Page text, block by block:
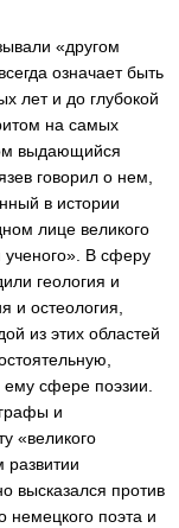
«другом
означает быть
лет и до глубокой
на самых
выдающийся
говорил о нем,
в истории
лице великого
ученого». В сферу
геология и
и остеология,
из этих областей
ему сфере поэзии.
и
«великого
высказался против
немецкого поэта и